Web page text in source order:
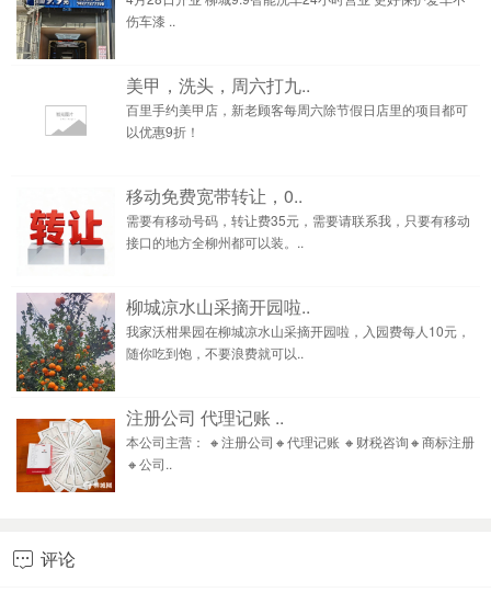
伤车漆 ..
美甲，洗头，周六打九..
百里手约美甲店，新老顾客每周六除节假日店里的项目都可
以优惠9折！
移动免费宽带转让，0..
需要有移动号码，转让费35元，需要请联系我，只要有移动
接口的地方全柳州都可以装。..
柳城凉水山采摘开园啦..
我家沃柑果园在柳城凉水山采摘开园啦，入园费每人10元，
随你吃到饱，不要浪费就可以..
注册公司 代理记账 ..
本公司主营： 🔸注册公司🔸代理记账 🔸财税咨询🔸商标注册
🔸公司..
 评论